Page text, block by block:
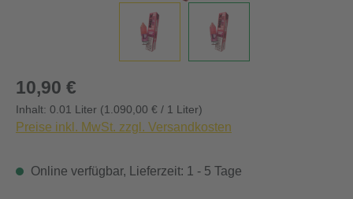
Regulärer Preis:
10,90 €
Inhalt: 0.01 Liter (1.090,00 € / 1 Liter)
Preise inkl. MwSt. zzgl. Versandkosten
Online verfügbar, Lieferzeit: 1 - 5 Tage